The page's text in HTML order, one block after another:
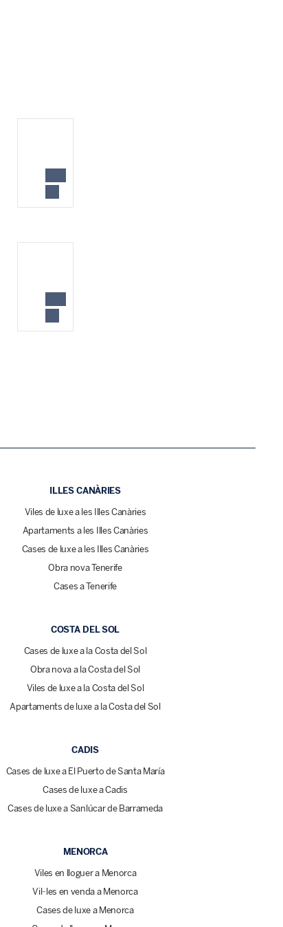
ILLES CANÀRIES
Viles de luxe a les Illes Canàries
Apartaments a les Illes Canàries
Cases de luxe a les Illes Canàries
Obra nova Tenerife
Cases a Tenerife
COSTA DEL SOL
Cases de luxe a la Costa del Sol
Obra nova a la Costa del Sol
Viles de luxe a la Costa del Sol
Apartaments de luxe a la Costa del Sol
CADIS
Cases de luxe a El Puerto de Santa María
Cases de luxe a Cadis
Cases de luxe a Sanlúcar de Barrameda
MENORCA
Viles en lloguer a Menorca
Vil·les en venda a Menorca
Cases de luxe a Menorca